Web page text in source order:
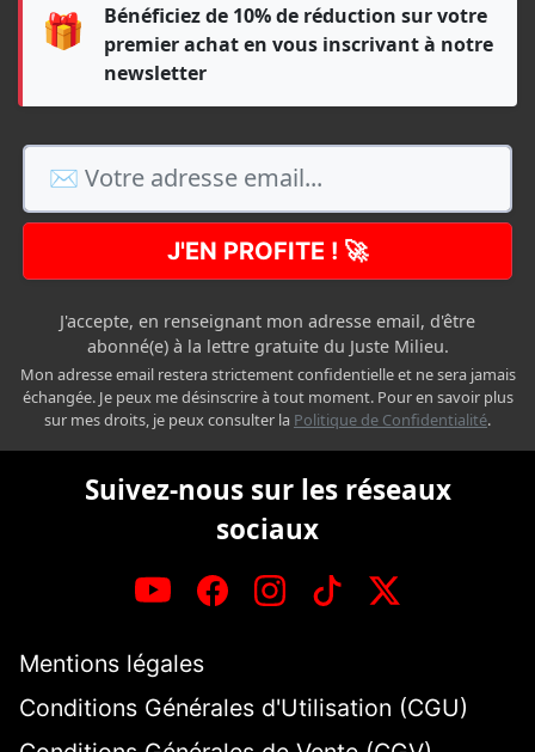
🎁
Bénéficiez de 10% de réduction sur votre
premier achat en vous inscrivant à notre
newsletter
J'EN PROFITE ! 🚀
J'accepte, en renseignant mon adresse email, d'être
abonné(e) à la lettre gratuite du Juste Milieu.
Mon adresse email restera strictement confidentielle et ne sera jamais
échangée. Je peux me désinscrire à tout moment. Pour en savoir plus
sur mes droits, je peux consulter la Politique de Confidentialité.
Suivez-nous sur les réseaux
sociaux
Mentions légales
Conditions Générales d'Utilisation (CGU)